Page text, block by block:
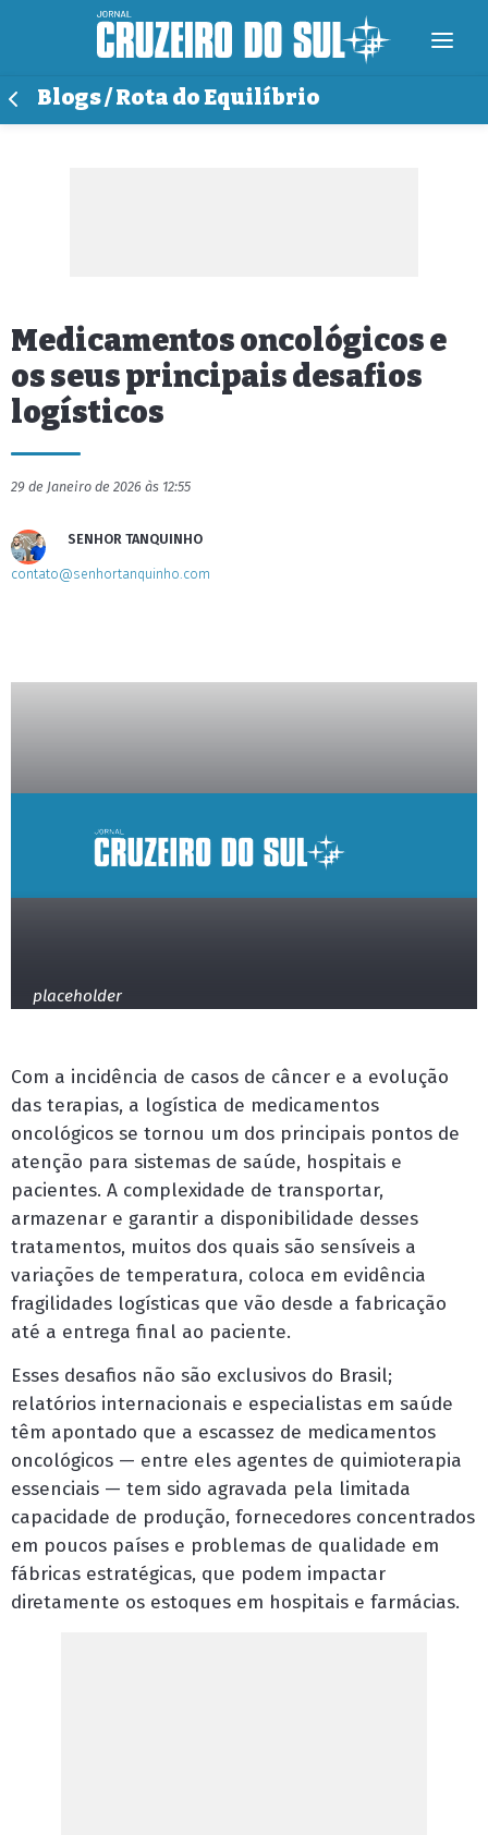
Blogs / Rota do Equilíbrio
Medicamentos oncológicos e
os seus principais desafios
logísticos
29 de Janeiro de 2026 às 12:55
SENHOR TANQUINHO
contato@senhortanquinho.com
placeholder
Com a incidência de casos de câncer e a evolução
das terapias, a logística de medicamentos
oncológicos se tornou um dos principais pontos de
atenção para sistemas de saúde, hospitais e
pacientes. A complexidade de transportar,
armazenar e garantir a disponibilidade desses
tratamentos, muitos dos quais são sensíveis a
variações de temperatura, coloca em evidência
fragilidades logísticas que vão desde a fabricação
até a entrega final ao paciente.
Esses desafios não são exclusivos do Brasil;
relatórios internacionais e especialistas em saúde
têm apontado que a escassez de medicamentos
oncológicos — entre eles agentes de quimioterapia
essenciais — tem sido agravada pela limitada
capacidade de produção, fornecedores concentrados
em poucos países e problemas de qualidade em
fábricas estratégicas, que podem impactar
diretamente os estoques em hospitais e farmácias.